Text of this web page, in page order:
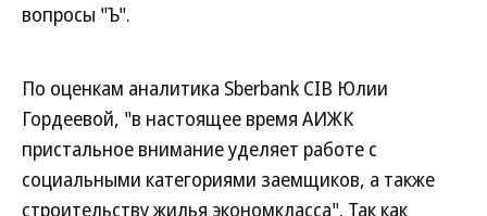
вопросы "Ъ".
По оценкам аналитика Sberbank CIB Юлии
Гордеевой, "в настоящее время АИЖК
пристальное внимание уделяет работе с
социальными категориями заемщиков, а также
строительству жилья экономкласса". Так как